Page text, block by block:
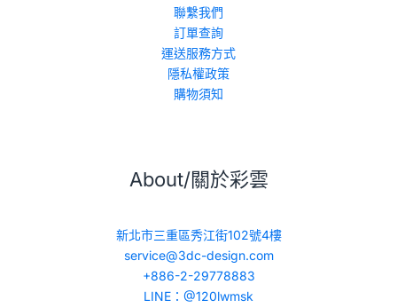
聯繫我們
訂單查詢
運送服務方式
隱私權政策
購物須知
About/關於彩雲
新北市三重區秀江街102號4樓
service@3dc-design.com
+886-2-29778883
LINE：@120lwmsk